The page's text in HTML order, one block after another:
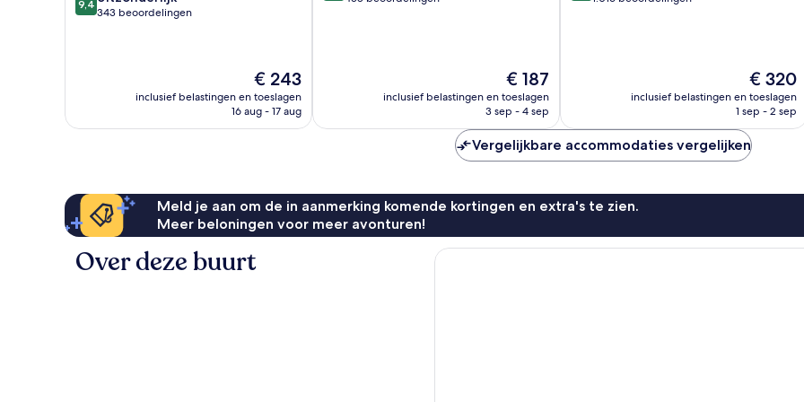
van
9,4
343 beoordelingen
De
prijs
is
€ 243
inclusief belastingen en toeslagen
16 aug - 17 aug
De
prijs
is
€ 187
inclusief belastingen en toeslagen
3 sep - 4 sep
De
prijs
is
€ 320
inclusief belastingen en toeslagen
1 sep - 2 sep
Vergelijkbare accommodaties vergelijken
Meld je aan om de in aanmerking komende kortingen en extra's te zien.
Meer beloningen voor meer avonturen!
Over deze buurt